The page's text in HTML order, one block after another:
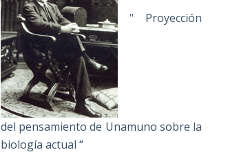
" Proyección
del pensamiento de Unamuno sobre la
biología actual “